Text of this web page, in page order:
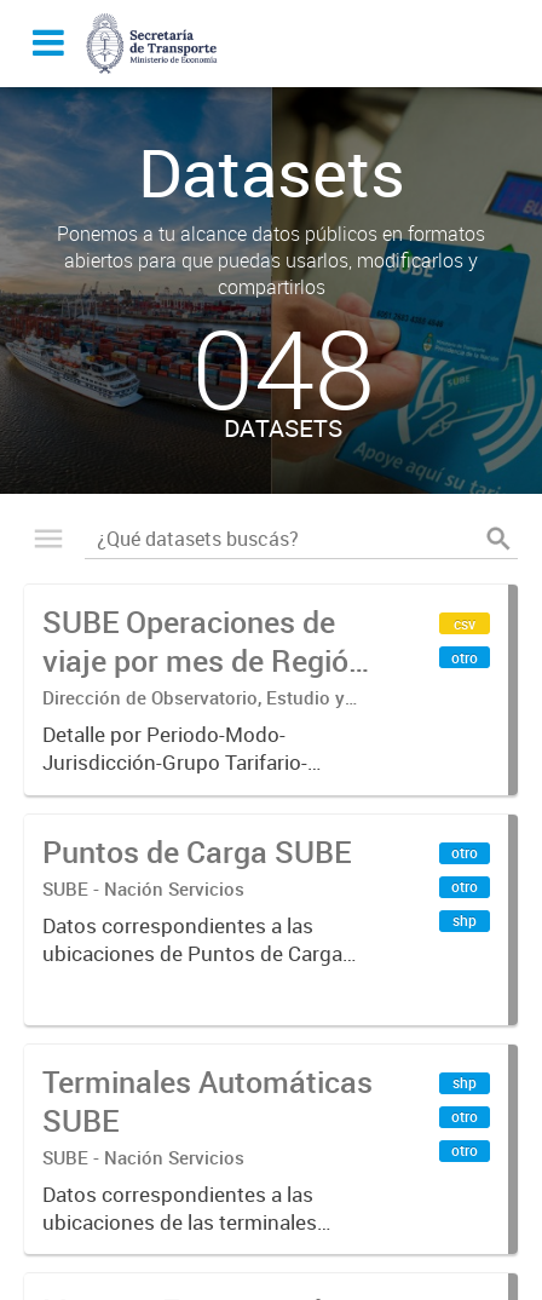
Datasets
Ponemos a tu alcance datos públicos en formatos
abiertos para que puedas usarlos, modificarlos y
compartirlos
048
DATASETS
SUBE Operaciones de
viaje por mes de Región
Metropolitana de
Buenos Aires
Dirección de Observatorio, Estudio y
Sistemas – Ministerio de Transporte
Detalle por Periodo-Modo-
Jurisdicción-Grupo Tarifario-
Empresa-Línea-Tipo de
de viajes del sistema único de
boleto electrónico(SUBE) para el
periodo registrado...
csv
otro
Puntos de Carga SUBE
SUBE - Nación Servicios
Datos correspondientes a las
ubicaciones de Puntos de Carga
otro
otro
shp
Terminales Automáticas
SUBE
SUBE - Nación Servicios
Datos correspondientes a las
ubicaciones de las terminales
automáticas de auto servicio (TAS)
shp
otro
otro